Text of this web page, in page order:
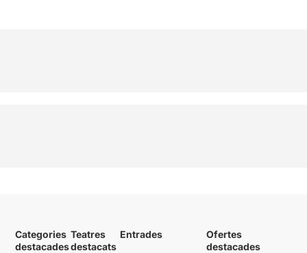
Categories
destacades
Teatres
destacats
Entrades
Ofertes
destacades